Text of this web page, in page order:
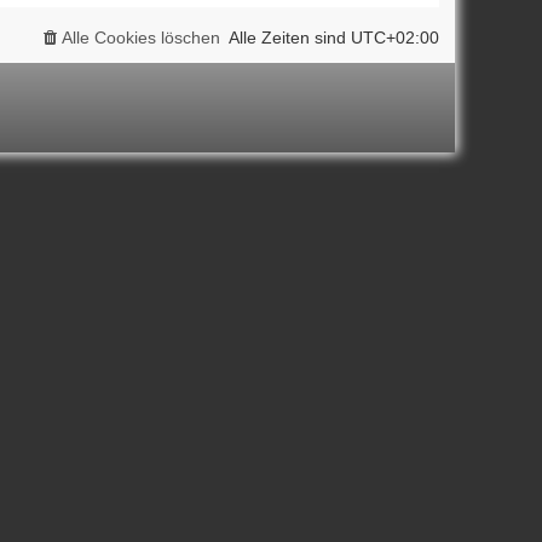
Alle Zeiten sind UTC+02:00
Alle Cookies löschen